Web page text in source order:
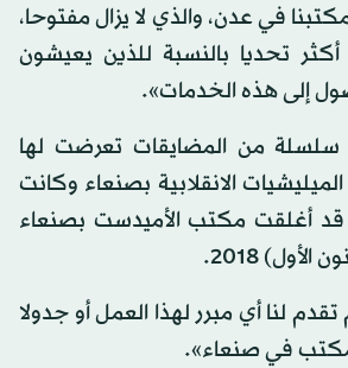
في عدن، والذي لا يزال مفتوحا،
أكثر تحديا بالنسبة للذين يعيشون
إلى هذه الخدمات».
سلسلة من المضايقات تعرضت لها
الانقلابية بصنعاء وكانت
قد أغلقت مكتب الأميدست بصنعاء
لنا أي مبرر لهذا العمل أو جدولا
في صنعاء».